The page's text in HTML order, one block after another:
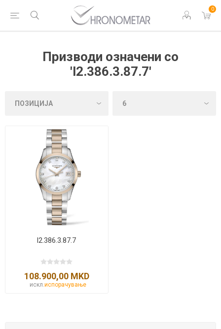
0
Призводи означени со
'l2.386.3.87.7'
l2.386.3.87.7
108.900,00 MKD
искл. испорачување